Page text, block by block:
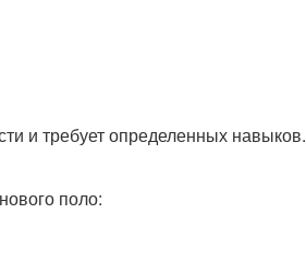
и требует определенных навыков.
поло: